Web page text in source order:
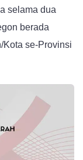
selama dua
berada
Kota se-Provinsi